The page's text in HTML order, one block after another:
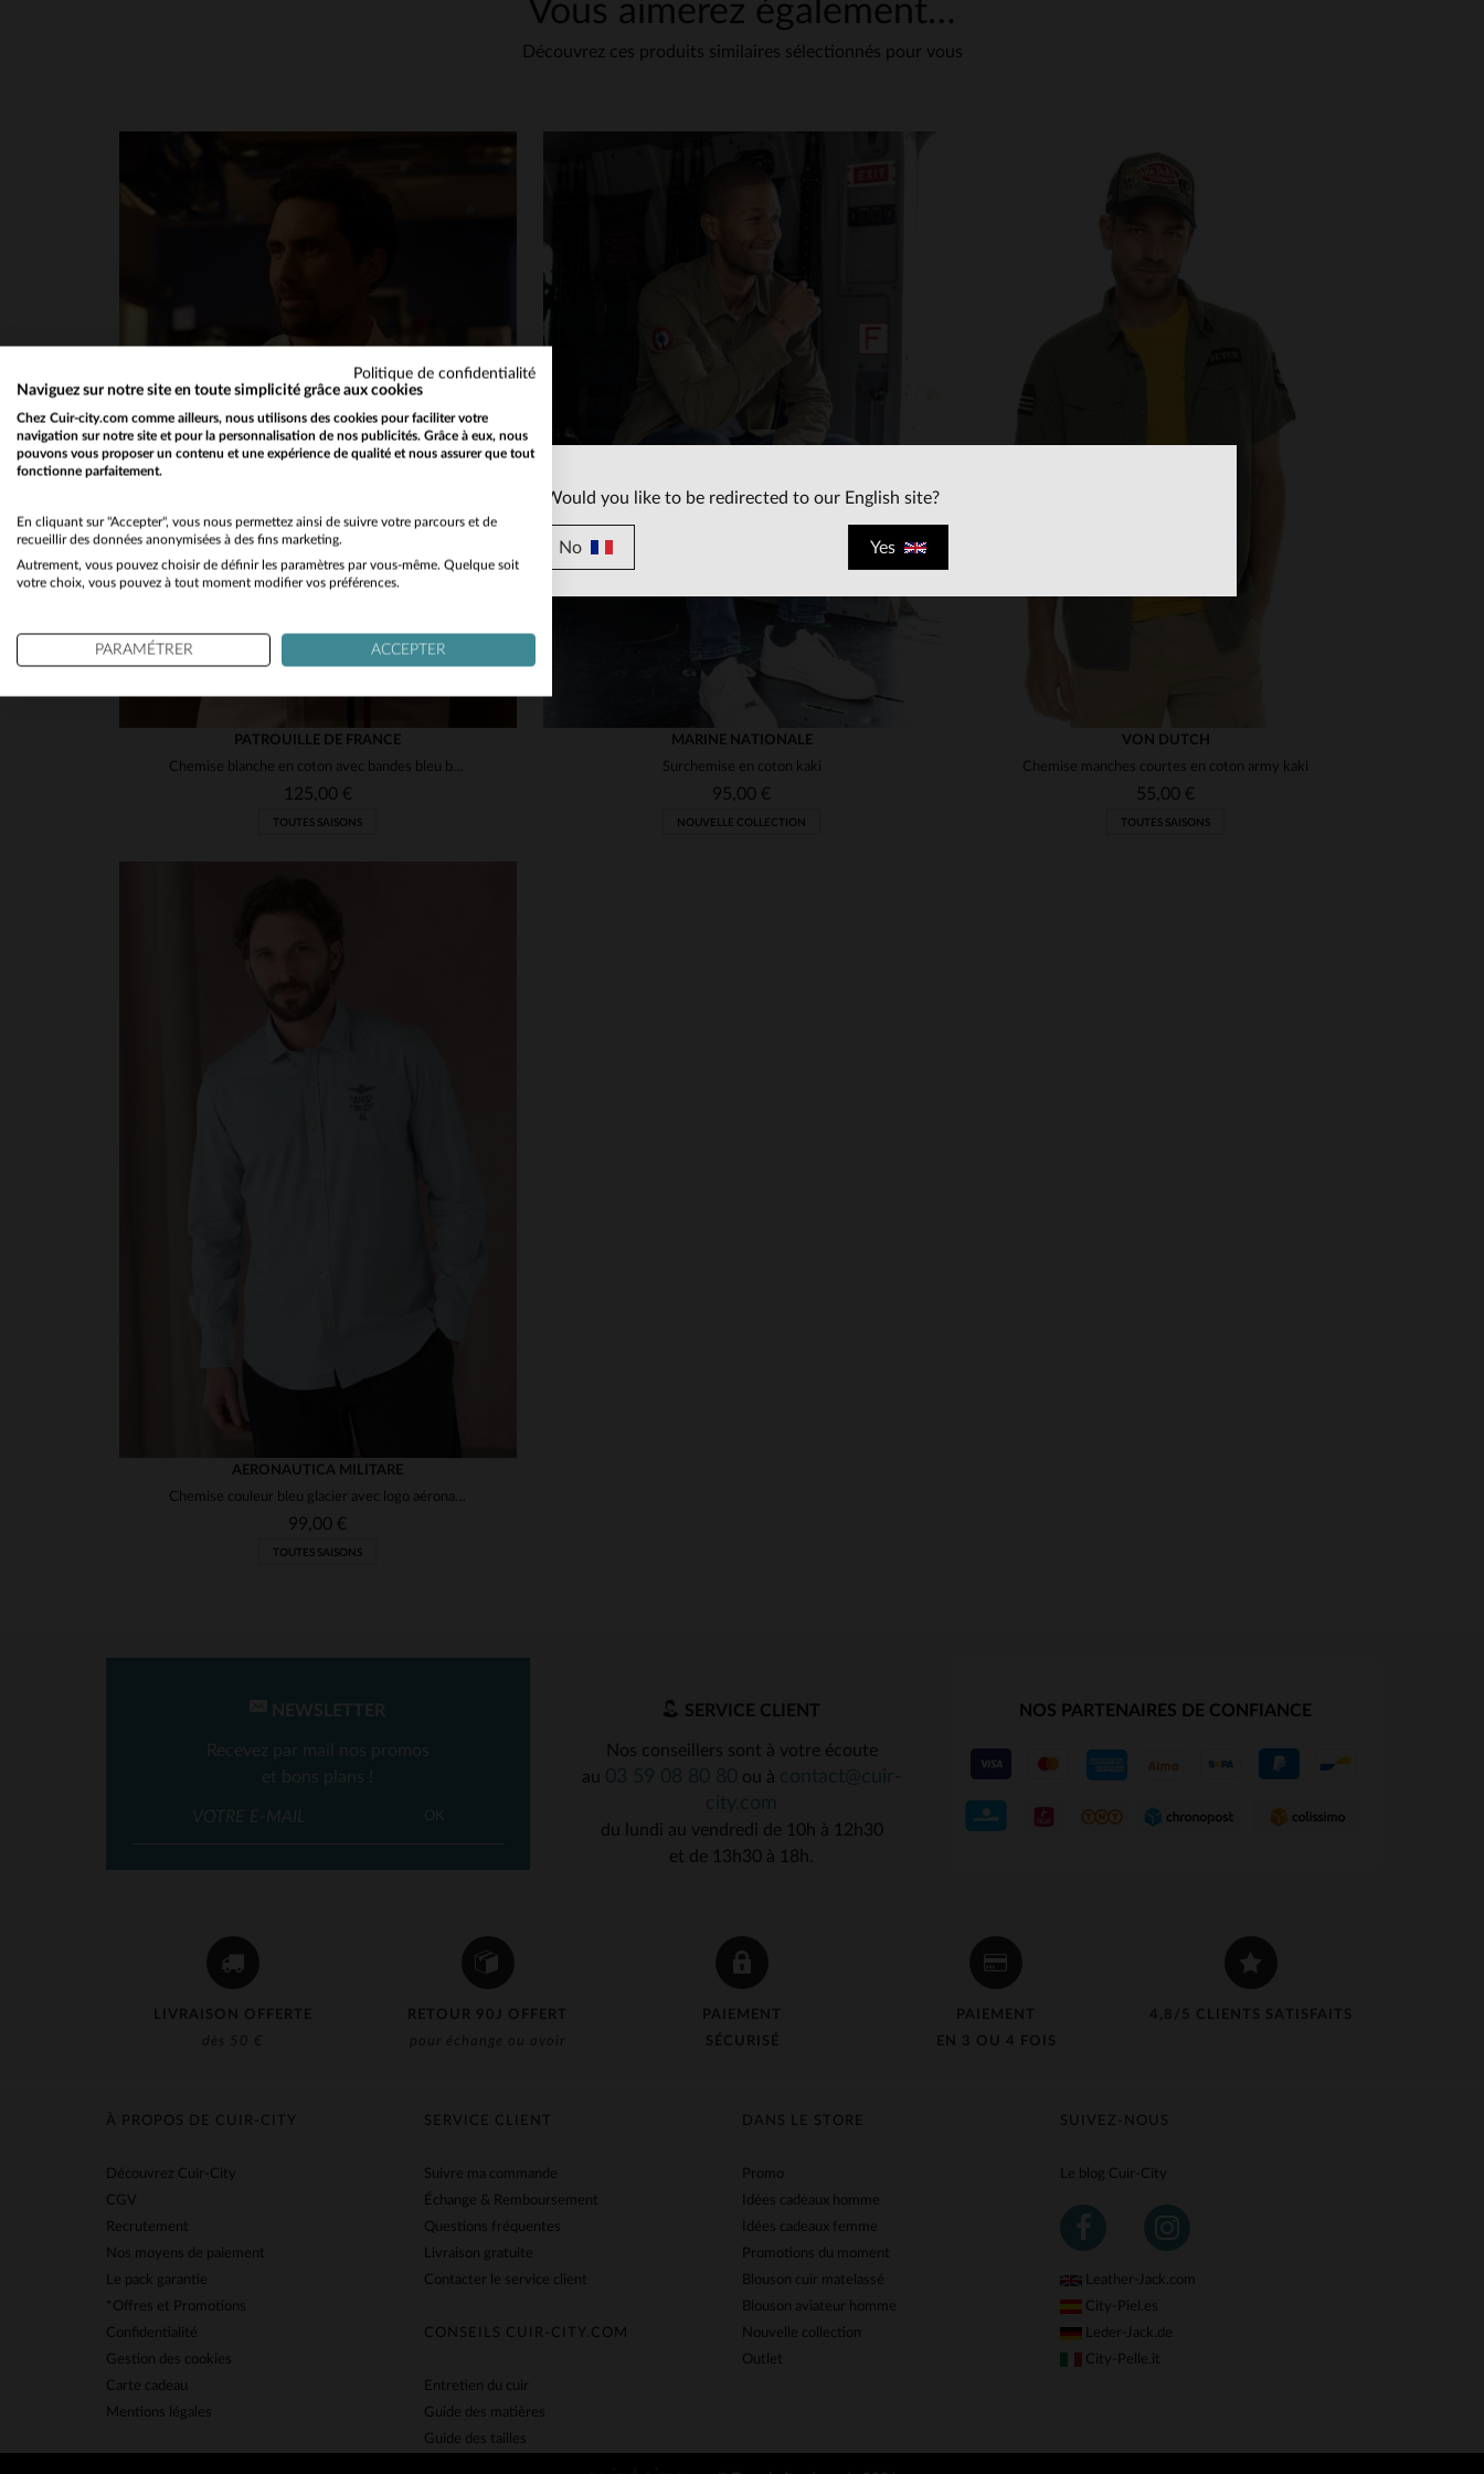
Vous aimerez également…
Découvrez ces produits similaires sélectionnés pour vous
PATROUILLE DE FRANCE
Chemise blanche en coton avec bandes bleu blanc rouge
125,00 €
TOUTES SAISONS
MARINE NATIONALE
Surchemise en coton kaki
95,00 €
NOUVELLE COLLECTION
VON DUTCH
Chemise manches courtes en coton army kaki
55,00 €
TOUTES SAISONS
AERONAUTICA MILITARE
Chemise couleur bleu glacier avec logo aéronautique
99,00 €
TOUTES SAISONS
LIVRAISON OFFERTE
dès 50 €
RETOUR 90J OFFERT
pour échange ou avoir
PAIEMENT
SÉCURISÉ
PAIEMENT
EN 3 OU 4 FOIS
4,8/5 CLIENTS SATISFAITS
NEWSLETTER
Recevez par mail nos promos
et bons plans !
OK
SERVICE CLIENT
Nos conseillers sont à votre écoute
au
ou à
du lundi au vendredi de 10h à 12h30
et de 13h30 à 18h.
NOS PARTENAIRES DE CONFIANCE
SUIVEZ-NOUS
Le blog Cuir-City
Leather-Jack.com
City-Piel.es
Leder-Jack.de
City-Pelle.it
SERVICE CLIENT
Suivre ma commande
Échange & Remboursement
Questions fréquentes
Livraison gratuite
Contacter le service client
CONSEILS CUIR-CITY.COM
Entretien du cuir
Guide des matières
Guide des tailles
DANS LE STORE
Promo
Idées cadeaux homme
Idées cadeaux femme
Promotions du moment
Blouson cuir matelassé
Blouson aviateur homme
Nouvelle collection
Outlet
À PROPOS DE CUIR-CITY
Découvrez Cuir-City
CGV
Recrutement
Nos moyens de paiement
Le pack garantie
*Offres et Promotions
Confidentialité
Gestion des cookies
Carte cadeau
Mentions légales
Would you like to be redirected to our English site?
No Yes
Politique de confidentialité
Naviguez sur notre site en toute simplicité grâce aux cookies
Chez Cuir-city.com comme ailleurs, nous utilisons des cookies pour faciliter votre
navigation sur notre site et pour la personnalisation de nos publicités. Grâce à eux, nous
pouvons vous proposer un contenu et une expérience de qualité et nous assurer que tout
fonctionne parfaitement.
En cliquant sur "Accepter", vous nous permettez ainsi de suivre votre parcours et de
recueillir des données anonymisées à des fins marketing.
Autrement, vous pouvez choisir de définir les paramètres par vous-même. Quelque soit
votre choix, vous pouvez à tout moment modifier vos préférences.
PARAMÉTRER ACCEPTER